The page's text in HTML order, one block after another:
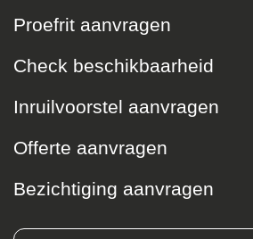
Proefrit aanvragen
Check beschikbaarheid
Inruilvoorstel aanvragen
Offerte aanvragen
Bezichtiging aanvragen